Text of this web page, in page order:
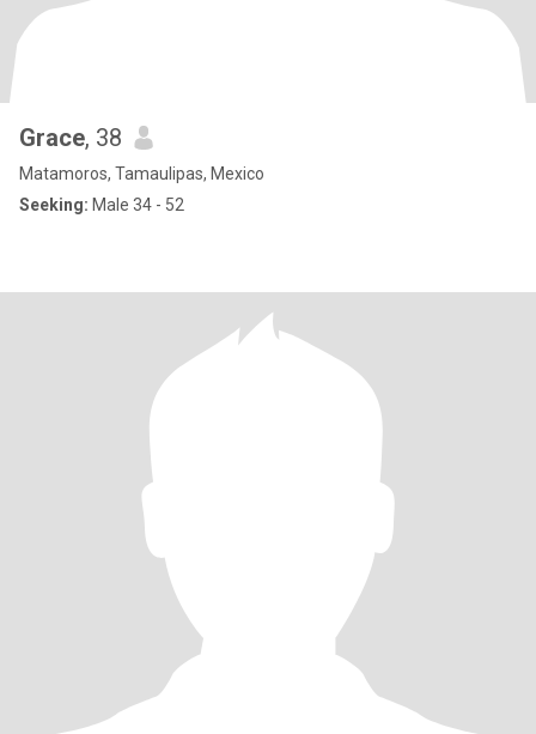
Grace, 38
Matamoros, Tamaulipas, Mexico
Seeking: Male 34 - 52